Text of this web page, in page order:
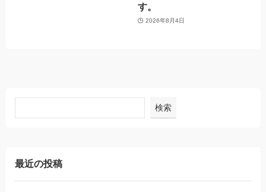
す。
2026年8月4日
検索
最近の投稿